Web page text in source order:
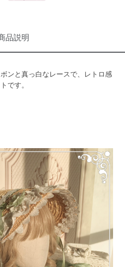
品説明
ンと真っ白なレースで、レトロ感
です。